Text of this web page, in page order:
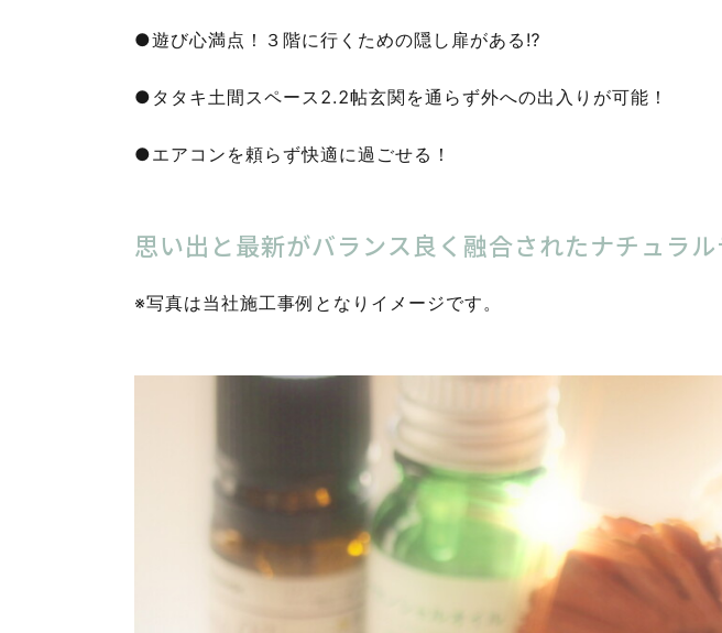
●遊び心満点！３階に行くための隠し扉がある⁉
●タタキ土間スペース2.2帖玄関を通らず外への出入りが可能！
●エアコンを頼らず快適に過ごせる！
思い出と最新がバランス良く融合されたナチュラ
※写真は当社施工事例となりイメージです。